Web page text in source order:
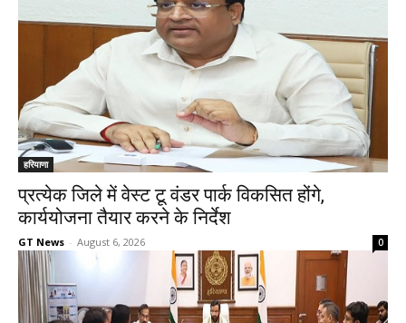
हरियाणा
प्रत्येक जिले में वेस्ट टू वंडर पार्क विकसित होंगे,
कार्ययोजना तैयार करने के निर्देश
GT News - August 6, 2026 0